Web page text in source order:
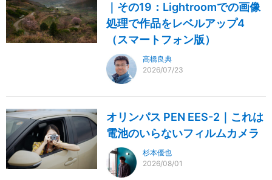
｜その19：Lightroomでの画像
処理で作品をレベルアップ4
（スマートフォン版）
高橋良典
2026/07/23
オリンパス PEN EES-2｜これは
電池のいらないフィルムカメラ
杉本優也
2026/08/01